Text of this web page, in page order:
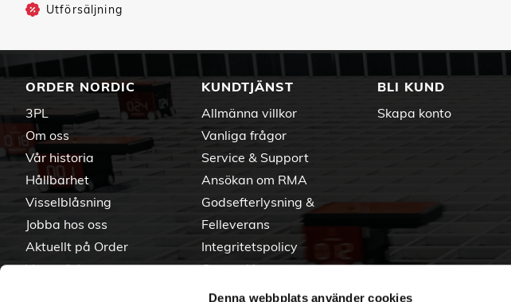
Denna webbplats använder cookies
Utförsäljning
ORDER NORDIC
3PL
Om oss
Vår historia
Hållbarhet
Visselblåsning
Jobba hos oss
Aktuellt på Order
Varumärken
KUNDTJÄNST
Allmänna villkor
Vanliga frågor
Service & Support
Ansökan om RMA
Godsefterlysning &
Felleverans
Integritetspolicy
Om cookies
BLI KUND
Skapa konto